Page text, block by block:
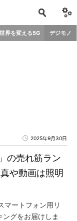
世界を変える5G デジモノ
2025年9月30日
の売れ筋ラン
や動画は照明
ートフォン用リ
グをお届けしま